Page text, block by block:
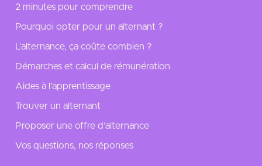
2 minutes pour comprendre
Pourquoi opter pour un alternant ?
L’alternance, ça coûte combien ?
Démarches et calcul de rémunération
Aides à l’apprentissage
Trouver un alternant
Proposer une offre d’alternance
Vos questions, nos réponses